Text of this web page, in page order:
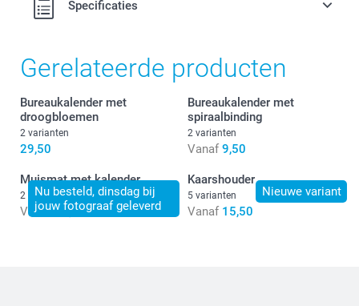
Specificaties
Gerelateerde producten
Bureaukalender met
droogbloemen
2 varianten
29,50
Bureaukalender met
spiraalbinding
2 varianten
Vanaf 9,50
Nu besteld, dinsdag bij
jouw fotograaf geleverd
Muismat met kalender
2 varianten
Vanaf 11,50
Nieuwe variant
Kaarshouder
5 varianten
Vanaf 15,50